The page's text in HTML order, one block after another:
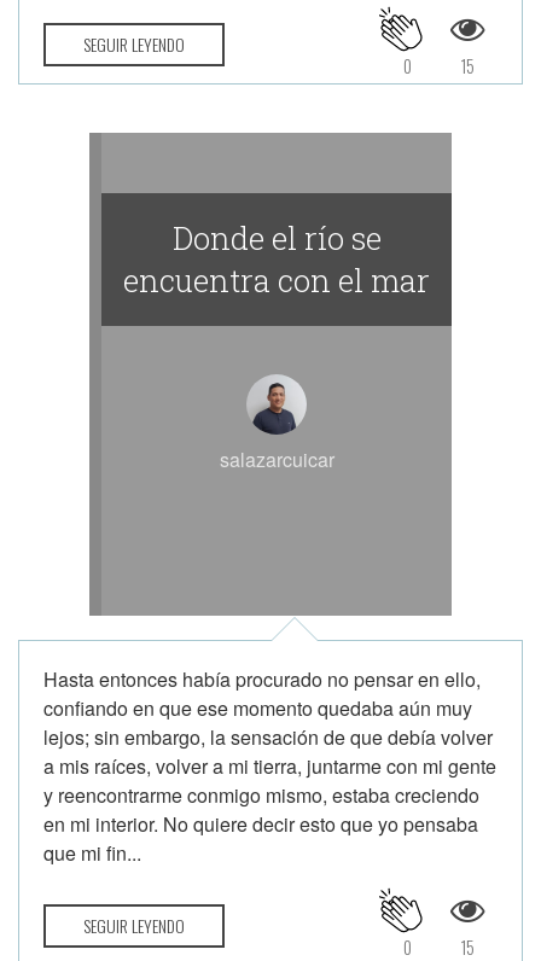
SEGUIR LEYENDO
15
0
Donde el río se
encuentra con el mar
salazarcuicar
Hasta entonces había procurado no pensar en ello,
confiando en que ese momento quedaba aún muy
lejos; sin embargo, la sensación de que debía volver
a mis raíces, volver a mi tierra, juntarme con mi gente
y reencontrarme conmigo mismo, estaba creciendo
en mi interior. No quiere decir esto que yo pensaba
que mi fin...
SEGUIR LEYENDO
15
0